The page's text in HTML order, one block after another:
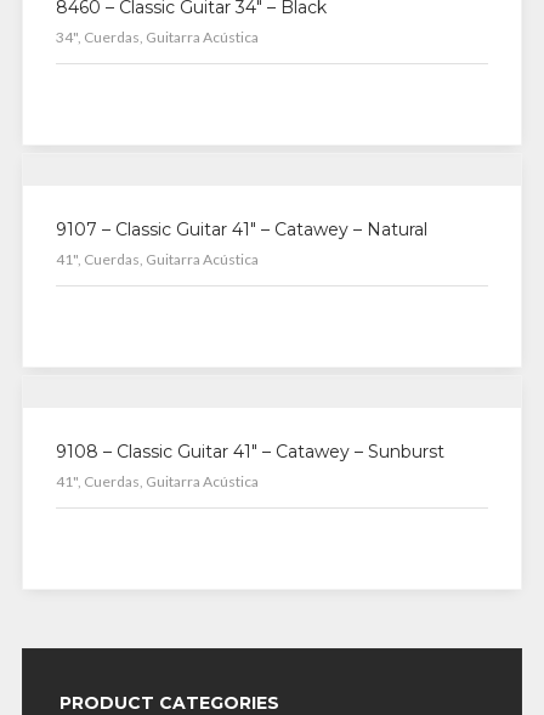
8460 – Classic Guitar 34″ – Black
34", Cuerdas, Guitarra Acústica
9107 – Classic Guitar 41″ – Catawey – Natural
41", Cuerdas, Guitarra Acústica
9108 – Classic Guitar 41″ – Catawey – Sunburst
41", Cuerdas, Guitarra Acústica
PRODUCT CATEGORIES